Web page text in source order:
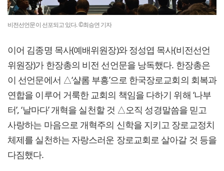
비전선언문이 선포되고 있다. ©최승연 기자
이어 김종명 목사(예배위원장)와 정성엽 목사(비전선언
위원장)가 한장총의 비전 선언문을 낭독했다. 한장총은
이 선언문에서 △‘샬롬 부흥’으로 한국장로교회의 회복과
연합을 이루어 거룩한 교회의 책임을 다하기 위해 ‘나부
터’, ‘날마다’ 개혁을 실천할 것 △오직 성경말씀을 믿고
사랑하는 마음으로 개혁주의 신학을 지키고 장로교정치
체제를 실천하는 자랑스러운 장로교회로 살아갈 것 등을
다짐했다.